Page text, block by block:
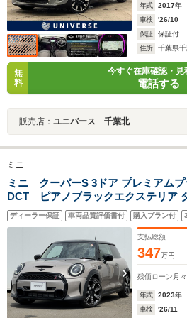
年式 2017年
車検
'26/10
保証
保証付
住所
千葉県
無
料
今すぐ在庫確認・見
電話する
販売店： ユニバース 千葉北
ミニ
ミニ クーパーS 3ドア プレミアムプ
DCT ピアノブラックエクステリア
ヤカメラ 18インチAW 黒半革シート
ティブクルコン Dアシスト ワイヤレ
Bluetooth ETC2.0 前後コーナーセン
ディーラー保証 車両品質評価書付 購入プラン付
支払総額
347万円
残価ローン 月々
年式 2023年
車検
'26/11